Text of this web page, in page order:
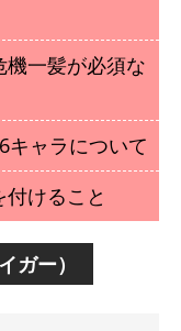
機一髪が必須な
キャラについて
付けること
ガー）